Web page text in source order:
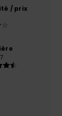
/ prix